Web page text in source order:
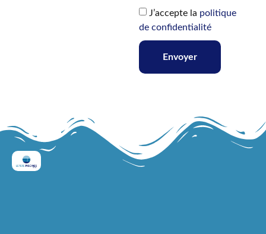
J’accepte la politique
de confidentialité
Envoyer